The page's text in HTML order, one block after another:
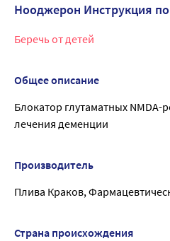
Нооджерон Инструкция
Беречь от детей
Общее описание
Блокатор глутаматных
лечения деменции
Производитель
Плива Краков,
Страна происхождения